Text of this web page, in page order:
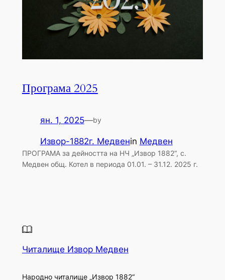
Програма 2025
ян. 1, 2025—by
Извор-1882г. Медвенin Медвен
ПРОГРАМА за дейността на НЧ „Извор 1882“, с.
Медвен общ. Котел в периода 01.01. – 31.12. 2025 г.
Читалище Извор Медвен
Народно читалище „Извор 1882“